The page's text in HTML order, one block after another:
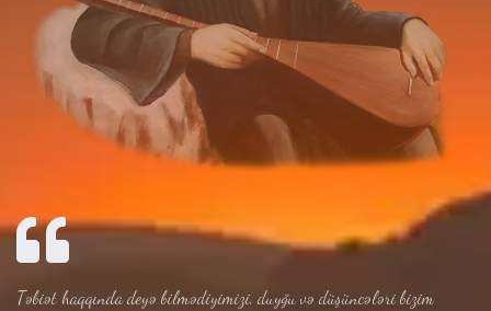
Təbiət haqqında deyə bilmədiyimizi, duyğu və düşüncələri bizim